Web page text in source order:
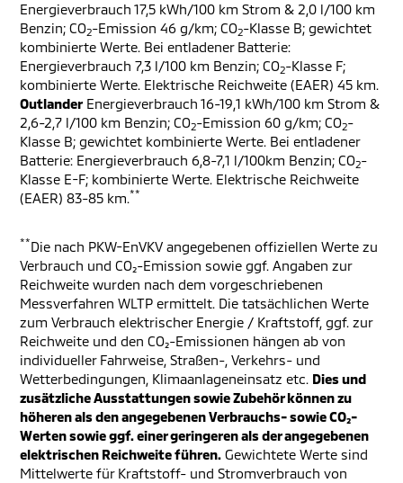
Energieverbrauch 17,5 kWh/100 km Strom & 2,0 l/100 km
Benzin; CO2-Emission 46 g/km; CO2-Klasse B; gewichtet
kombinierte Werte. Bei entladener Batterie:
Energieverbrauch 7,3 l/100 km Benzin; CO2-Klasse F;
kombinierte Werte. Elektrische Reichweite (EAER) 45 km.
Outlander Energieverbrauch 16-19,1 kWh/100 km Strom &
2,6-2,7 l/100 km Benzin; CO2-Emission 60 g/km; CO2-
Klasse B; gewichtet kombinierte Werte. Bei entladener
Batterie: Energieverbrauch 6,8-7,1 l/100km Benzin; CO2-
Klasse E-F; kombinierte Werte. Elektrische Reichweite
(EAER) 83-85 km.**
**Die nach PKW-EnVKV angegebenen offiziellen Werte zu
Verbrauch und CO₂-Emission sowie ggf. Angaben zur
Reichweite wurden nach dem vorgeschriebenen
Messverfahren WLTP ermittelt. Die tatsächlichen Werte
zum Verbrauch elektrischer Energie / Kraftstoff, ggf. zur
Reichweite und den CO₂-Emissionen hängen ab von
individueller Fahrweise, Straßen-, Verkehrs- und
Wetterbedingungen, Klimaanlageneinsatz etc. Dies und
zusätzliche Ausstattungen sowie Zubehör können zu
höheren als den angegebenen Verbrauchs- sowie CO₂-
Werten sowie ggf. einer geringeren als der angegebenen
elektrischen Reichweite führen. Gewichtete Werte sind
Mittelwerte für Kraftstoff- und Stromverbrauch von